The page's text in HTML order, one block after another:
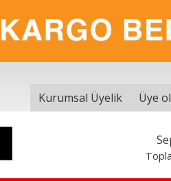
Kurumsal Üyelik Üye ol